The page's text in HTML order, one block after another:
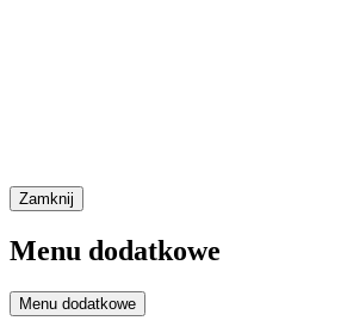
Zamknij
Menu dodatkowe
Menu dodatkowe